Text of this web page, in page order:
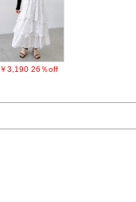
￥3,190 26％off